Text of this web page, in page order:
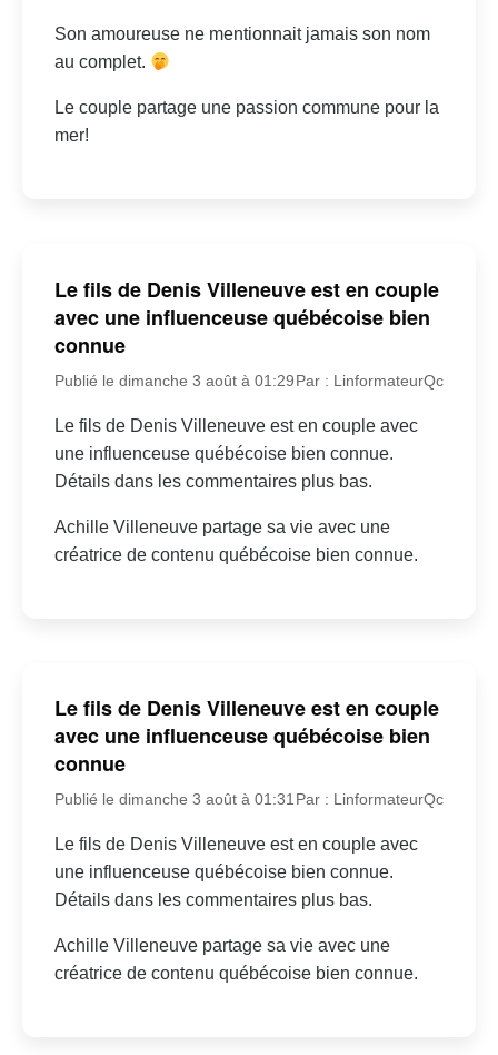
Son amoureuse ne mentionnait jamais son nom
au complet.
Le couple partage une passion commune pour la
mer!
Le fils de Denis Villeneuve est en couple
avec une influenceuse québécoise bien
connue
Publié le dimanche 3 août à 01:29Par : LinformateurQc
Le fils de Denis Villeneuve est en couple avec
une influenceuse québécoise bien connue.
Détails dans les commentaires plus bas.
Achille Villeneuve partage sa vie avec une
créatrice de contenu québécoise bien connue.
Le fils de Denis Villeneuve est en couple
avec une influenceuse québécoise bien
connue
Publié le dimanche 3 août à 01:31Par : LinformateurQc
Le fils de Denis Villeneuve est en couple avec
une influenceuse québécoise bien connue.
Détails dans les commentaires plus bas.
Achille Villeneuve partage sa vie avec une
créatrice de contenu québécoise bien connue.